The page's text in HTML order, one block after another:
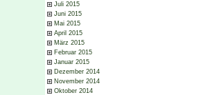
Juli 2015
Juni 2015
Mai 2015
April 2015
März 2015
Februar 2015
Januar 2015
Dezember 2014
November 2014
Oktober 2014